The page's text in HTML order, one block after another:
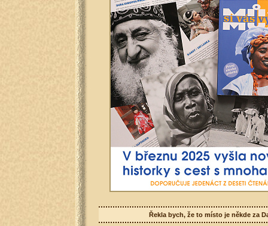
Řekla bych, že to místo je někde za